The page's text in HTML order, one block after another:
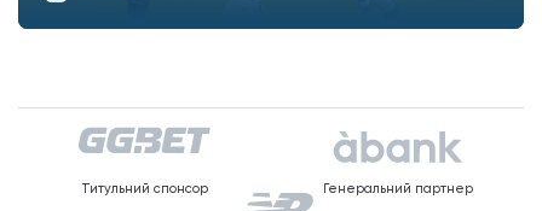
Титульний спонсор Генеральний партнер